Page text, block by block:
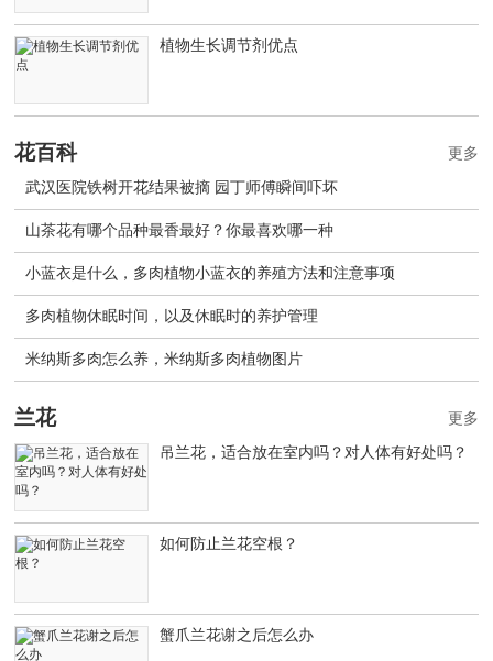
植物生长调节剂优点
花百科
武汉医院铁树开花结果被摘 园丁师傅瞬间吓坏
山茶花有哪个品种最香最好？你最喜欢哪一种
小蓝衣是什么，多肉植物小蓝衣的养殖方法和注意事项
多肉植物休眠时间，以及休眠时的养护管理
米纳斯多肉怎么养，米纳斯多肉植物图片
更多
兰花
吊兰花，适合放在室内吗？对人体有好处吗？
如何防止兰花空根？
蟹爪兰花谢之后怎么办
更多